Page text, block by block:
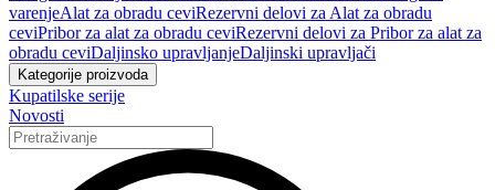
varenjeAlat za obradu ceviRezervni delovi za Alat za obradu
ceviPribor za alat za obradu ceviRezervni delovi za Pribor za alat za
obradu ceviDaljinsko upravljanjeDaljinski upravljači
Kategorije proizvoda
Kupatilske serije
Novosti